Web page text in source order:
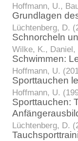
Hoffmann, U.,
Grundlagen
Lüchtenberg, D.
Schnorcheln
Wilke, K., Daniel,
Schwimmen:
Hoffmann, U.
Sporttauchen
Hoffmann, U.
Sporttauchen:
Lüchtenberg, D.